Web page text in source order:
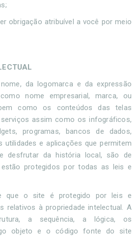
obrigação atribuível a você por meio
da logomarca e da expressão
nome empresarial, marca, ou
como os conteúdos das telas
assim como os infográficos,
programas, bancos de dados,
utilidades e aplicações que permitem
desfrutar da história local, são de
protegidos por todas as leis e
que o site é protegido por leis e
relativos à propriedade intelectual. A
a sequência, a lógica, os
objeto e o código fonte do site